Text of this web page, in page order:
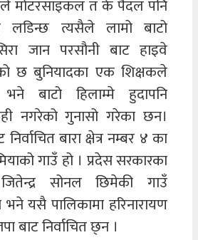
मोटरसाइकल त के पैदल पनि
लडिन्छ त्यसैले लामो बाटो
जान परसौनी बाट हाइवे
छ बुनियादका एक शिक्षकले
बाटो हिलाम्मे हुदापनि
नगरेको गुनासो गरेका छन।
बारा क्षेत्र नम्बर ४ का
गाउँ हो । प्रदेस सरकारका
जितेन्द्र सोनल छिमेकी गाउँ
यसै पालिकामा हरिनारायण
बाट निर्वाचित छ्न ।